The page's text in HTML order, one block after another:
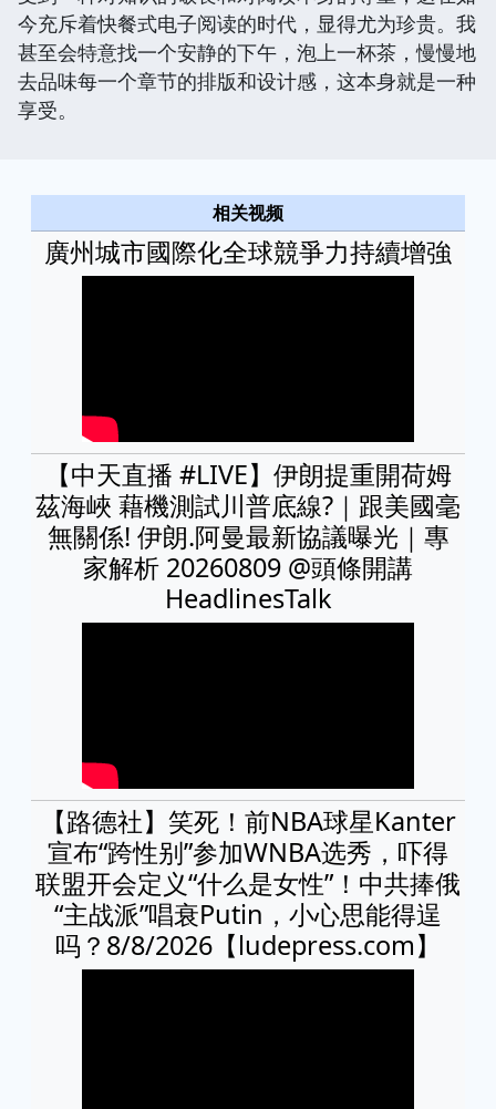
今充斥着快餐式电子阅读的时代，显得尤为珍贵。我
甚至会特意找一个安静的下午，泡上一杯茶，慢慢地
去品味每一个章节的排版和设计感，这本身就是一种
享受。
相关视频
廣州城市國際化全球競爭力持續增強
【中天直播 #LIVE】伊朗提重開荷姆
茲海峽 藉機測試川普底線?｜跟美國毫
無關係! 伊朗.阿曼最新協議曝光｜專
家解析 20260809 @頭條開講
HeadlinesTalk
【路德社】笑死！前NBA球星Kanter
宣布“跨性别”参加WNBA选秀，吓得
联盟开会定义“什么是女性”！中共捧俄
“主战派”唱衰Putin，小心思能得逞
吗？8/8/2026【ludepress.com】